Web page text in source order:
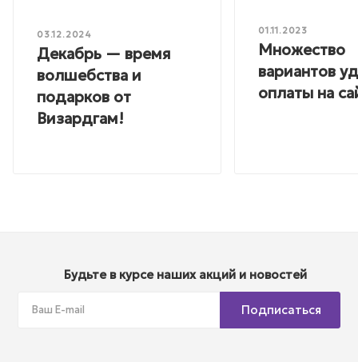
03.12.2024
Декабрь — время
волшебства и
подарков от
Визардгам!
01.11.2023
Множество
вариантов
оплаты на
Будьте в курсе наших акций и новостей
Подписаться